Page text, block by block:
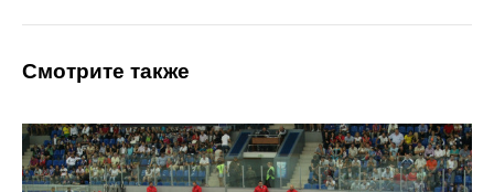
Смотрите также